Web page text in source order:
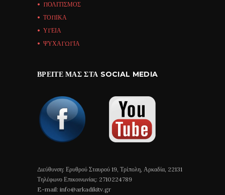
ΠΟΛΙΤΙΣΜΟΣ
ΤΟΠΙΚΑ
ΥΓΕΙΑ
ΨΥΧΑΓΩΓΙΑ
ΒΡΕΊΤΕ ΜΑΣ ΣΤΑ SOCIAL MEDIA
Διεύθυνση: Ερυθρού Σταυρού 19, Τρίπολη, Αρκαδία, 22131
Τηλέφωνο Επικοινωνίας: 2710224789
E-mail: info@arkadikitv.gr